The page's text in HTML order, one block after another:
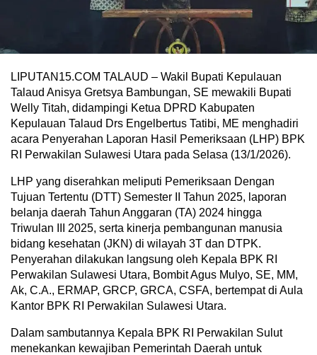
LIPUTAN15.COM TALAUD – Wakil Bupati Kepulauan
Talaud Anisya Gretsya Bambungan, SE mewakili Bupati
Welly Titah, didampingi Ketua DPRD Kabupaten
Kepulauan Talaud Drs Engelbertus Tatibi, ME menghadiri
acara Penyerahan Laporan Hasil Pemeriksaan (LHP) BPK
RI Perwakilan Sulawesi Utara pada Selasa (13/1/2026).
LHP yang diserahkan meliputi Pemeriksaan Dengan
Tujuan Tertentu (DTT) Semester II Tahun 2025, laporan
belanja daerah Tahun Anggaran (TA) 2024 hingga
Triwulan III 2025, serta kinerja pembangunan manusia
bidang kesehatan (JKN) di wilayah 3T dan DTPK.
Penyerahan dilakukan langsung oleh Kepala BPK RI
Perwakilan Sulawesi Utara, Bombit Agus Mulyo, SE, MM,
Ak, C.A., ERMAP, GRCP, GRCA, CSFA, bertempat di Aula
Kantor BPK RI Perwakilan Sulawesi Utara.
Dalam sambutannya Kepala BPK RI Perwakilan Sulut
menekankan kewajiban Pemerintah Daerah untuk